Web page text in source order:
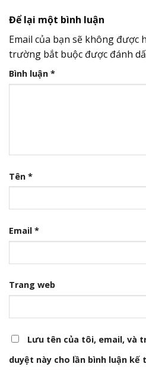
Để lại một bình luận
Email của bạn sẽ không được
trường bắt buộc được đánh
Bình luận *
Tên *
Email *
Trang web
Lưu tên của tôi, email, và
duyệt này cho lần bình luận kế